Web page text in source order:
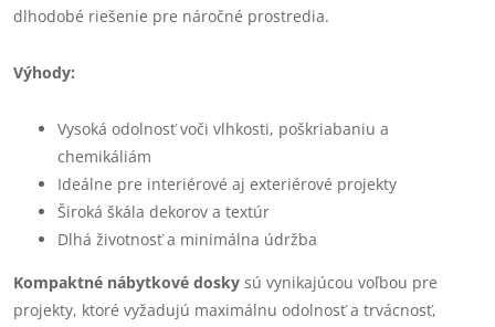
dlhodobé riešenie pre náročné prostredia.
Výhody:
Vysoká odolnosť voči vlhkosti, poškriabaniu a
chemikáliám
Ideálne pre interiérové aj exteriérové projekty
Široká škála dekorov a textúr
Dlhá životnosť a minimálna údržba
Kompaktné nábytkové dosky sú vynikajúcou voľbou pre
projekty, ktoré vyžadujú maximálnu odolnosť a trvácnosť,